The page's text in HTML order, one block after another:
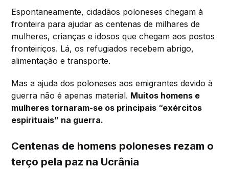
Espontaneamente, cidadãos poloneses chegam à
fronteira para ajudar as centenas de milhares de
mulheres, crianças e idosos que chegam aos postos
fronteiriços. Lá, os refugiados recebem abrigo,
alimentação e transporte.
Mas a ajuda dos poloneses aos emigrantes devido à
guerra não é apenas material. Muitos homens e
mulheres tornaram-se os principais “exércitos
espirituais” na guerra.
Centenas de homens poloneses rezam o
terço pela paz na Ucrânia